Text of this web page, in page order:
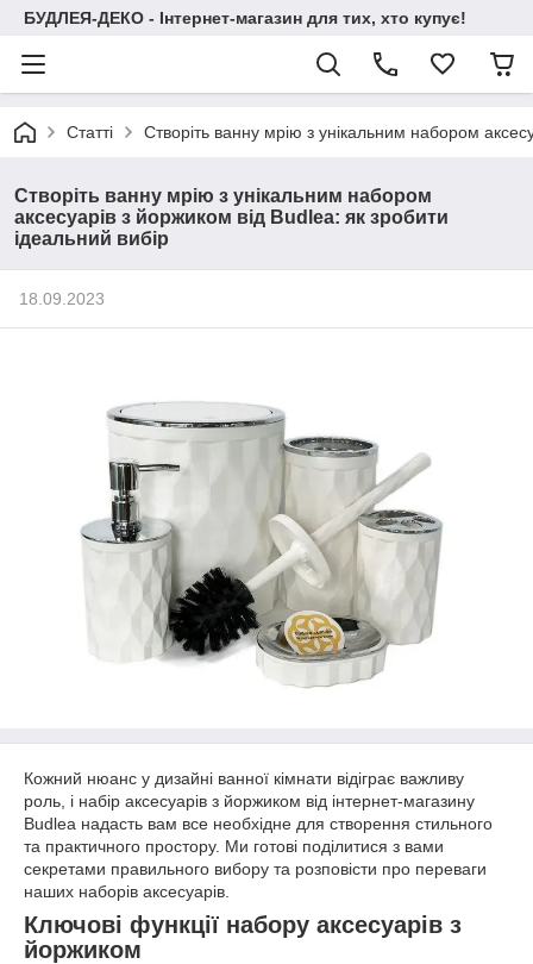
БУДЛЕЯ-ДЕКО - Інтернет-магазин для тих, хто купує!
Статті Створіть ванну мрію з унікальним набором
Створіть ванну мрію з унікальним набором
аксесуарів з йоржиком від Budlea: як зробити
ідеальний вибір
18.09.2023
Кожний нюанс у дизайні ванної кімнати відіграє важливу
роль, і набір аксесуарів з йоржиком від інтернет-магазину
Budlea надасть вам все необхідне для створення стильного
та практичного простору. Ми готові поділитися з вами
секретами правильного вибору та розповісти про переваги
наших наборів аксесуарів.
Ключові функції набору аксесуарів з
йоржиком